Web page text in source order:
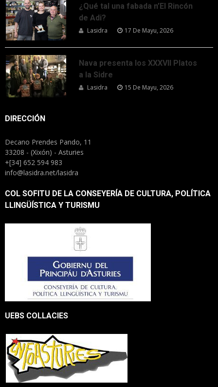
¿Qué tal una fabada n’El Rincón
de Adi?
Lasidra 17 De Mayu, 2026
Nava presenta los XXXVII Platos
a la Sidre
Lasidra 15 De Mayu, 2026
DIRECCIÓN
Decano Prendes Pando, 11
33208 - (Xixón) - Asturies
+[34] 652 594 983
info@lasidra.net/lasidra
COL SOFITU DE LA CONSEYERÍA DE CULTURA, POLÍTICA
LLINGÜÍSTICA Y TURISMU
UEBS COLLACIES